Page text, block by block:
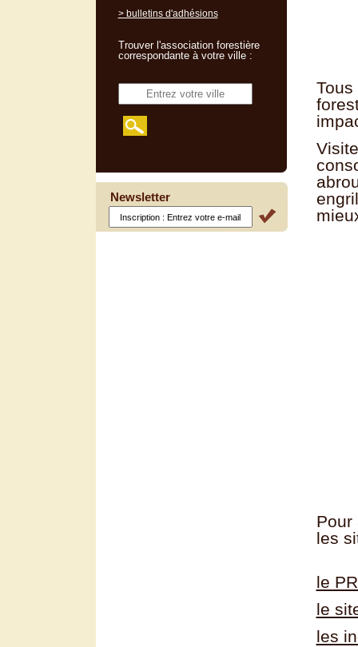
Pour
les
le
le
les
> bulletins d'adhésions
Trouver l'association forestière
correspondante à votre ville :
Newsletter